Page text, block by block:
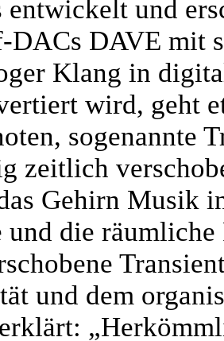
entwickelt und
DACs DAVE mit
Klang in
wird, geht
sogenannte
zeitlich
Gehirn Musik
die
und dem